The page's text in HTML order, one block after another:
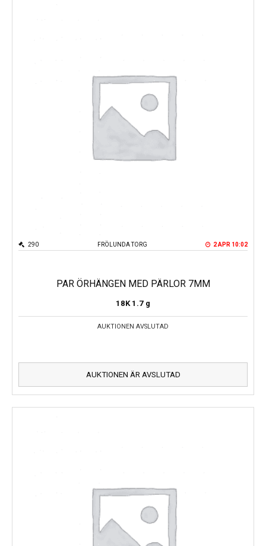
FRÖLUNDA TORG
290 2 APR 10:02
PAR ÖRHÄNGEN MED PÄRLOR 7MM
18K 1.7 g
AUKTIONEN AVSLUTAD
AUKTIONEN ÄR AVSLUTAD